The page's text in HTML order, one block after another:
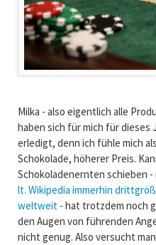
Milka - also eigentlich alle
haben sich für mich für dieses
erledigt, denn ich fühle mich
Schokolade, höherer Preis.
Schokoladenernten schieben -
lt. Wikipedia immerhin
weltweit- hat trotzdem noch
den Augen von führenden
nicht genug. Also versucht